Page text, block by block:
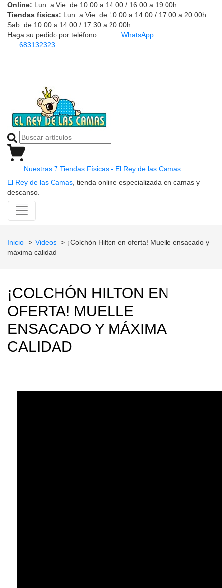
Online: Lun. a Vie. de 10:00 a 14:00 / 16:00 a 19:00h.
Tiendas físicas: Lun. a Vie. de 10:00 a 14:00 / 17:00 a 20:00h.
Sab. de 10:00 a 14:00 / 17:30 a 20:00h.
Haga su pedido por teléfono
683132323
WhatsApp
Nuestras 7 Tiendas Físicas - El Rey de las Camas
El Rey de las Camas , tienda online especializada en camas y
descanso.
Inicio Videos
¡Colchón Hilton en oferta! Muelle ensacado y
máxima calidad
¡COLCHÓN HILTON EN
OFERTA! MUELLE
ENSACADO Y MÁXIMA
CALIDAD